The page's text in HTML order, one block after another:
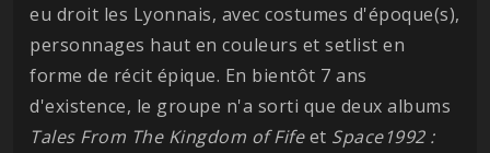
eu droit les Lyonnais, avec costumes d'époque(s),
personnages haut en couleurs et setlist en
forme de récit épique. En bientôt 7 ans
d'existence, le groupe n'a sorti que deux albums
Tales From The Kingdom of Fifeet Space1992 :